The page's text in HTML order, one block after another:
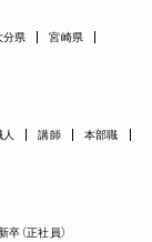
分県
宮崎県
講師
本部職
卒（正社員）